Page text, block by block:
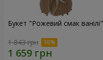
Букет "Рожевий смак ванілі"
1 843 грн